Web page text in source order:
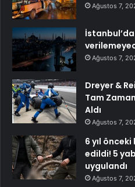
Ağustos 7,
Ağustos 7,
Dreyer &
Tam
Aldı
Ağustos 7,
6 yıl
edildi! 5
uygulandı
Ağustos 7,